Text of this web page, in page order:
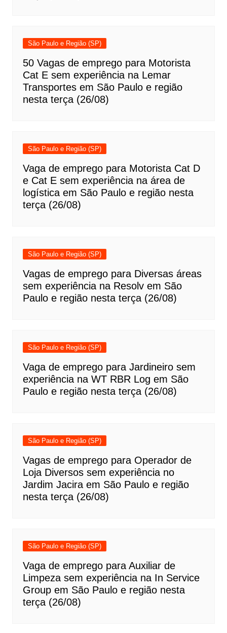
São Paulo e Região (SP)
50 Vagas de emprego para Motorista
Cat E sem experiência na Lemar
Transportes em São Paulo e região
nesta terça (26/08)
São Paulo e Região (SP)
Vaga de emprego para Motorista Cat D
e Cat E sem experiência na área de
logística em São Paulo e região nesta
terça (26/08)
São Paulo e Região (SP)
Vagas de emprego para Diversas áreas
sem experiência na Resolv em São
Paulo e região nesta terça (26/08)
São Paulo e Região (SP)
Vaga de emprego para Jardineiro sem
experiência na WT RBR Log em São
Paulo e região nesta terça (26/08)
São Paulo e Região (SP)
Vagas de emprego para Operador de
Loja Diversos sem experiência no
Jardim Jacira em São Paulo e região
nesta terça (26/08)
São Paulo e Região (SP)
Vaga de emprego para Auxiliar de
Limpeza sem experiência na In Service
Group em São Paulo e região nesta
terça (26/08)